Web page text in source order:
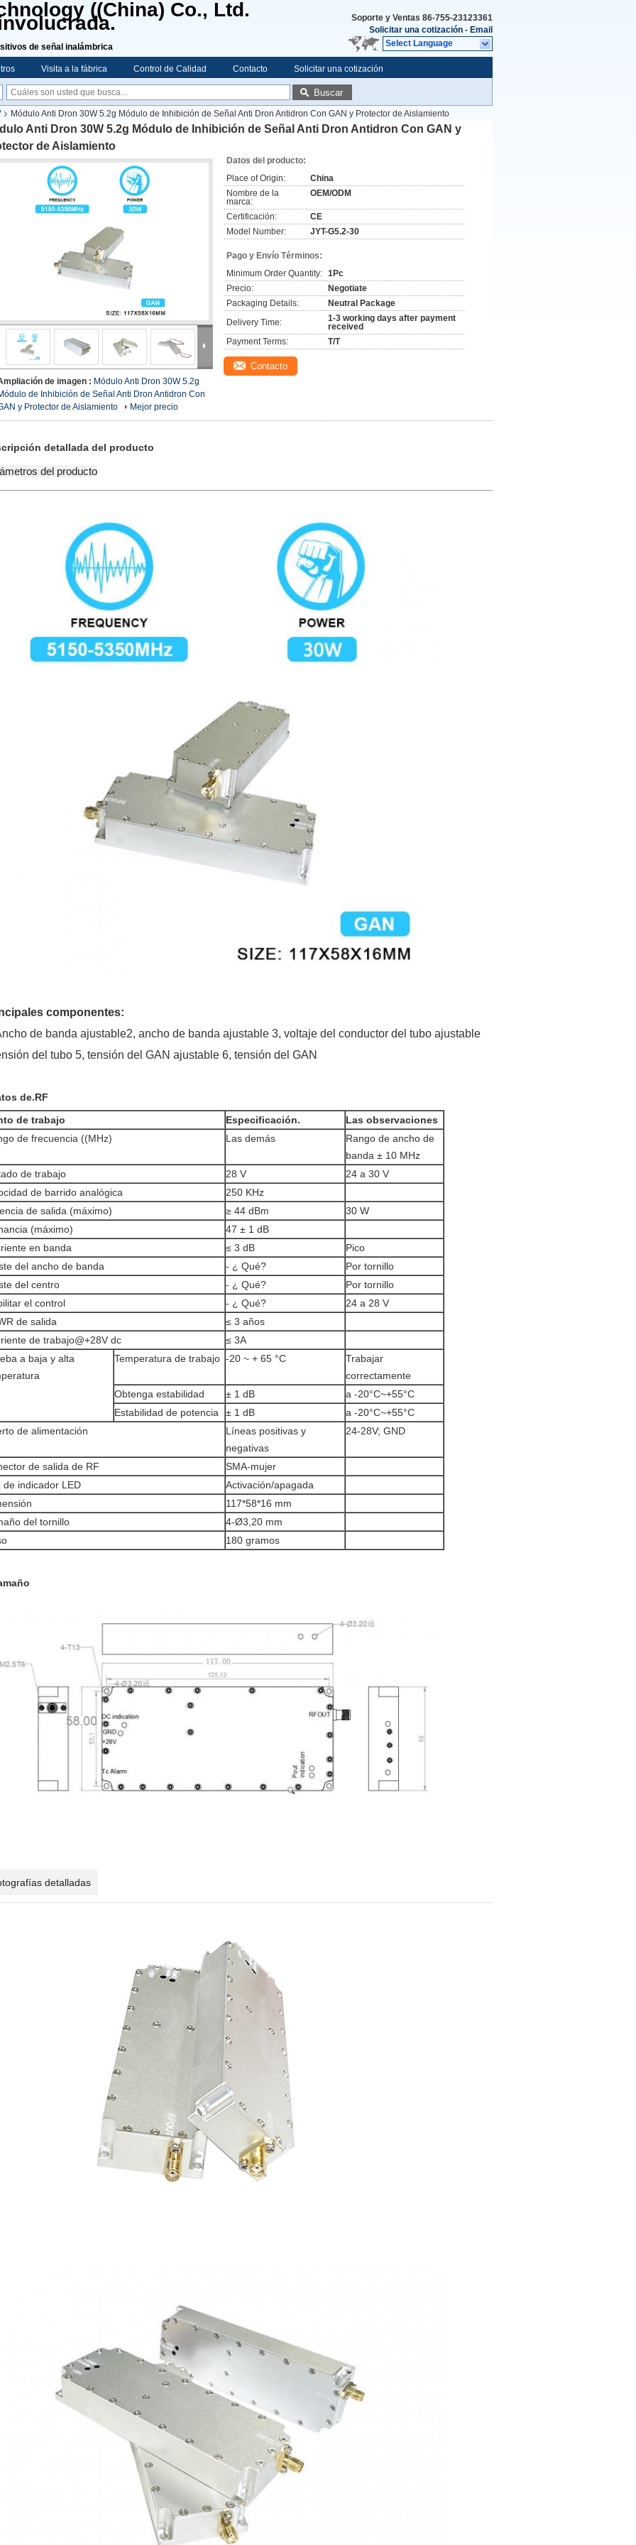
((China) Co., Ltd.
de señal inalámbrica
Soporte y Ventas 86-755-23123361
Solicitar una cotización - Email
Select Language
Visita a la fábrica Control de Calidad Contacto Solicitar una cotización
Buscar
Módulo Anti Dron 30W 5.2g Módulo de Inhibición de Señal Anti Dron Antidron Con GAN y Protector de Aislamiento
Anti Dron 30W 5.2g Módulo de Inhibición de Señal Anti Dron Antidron Con GAN y
de Aislamiento
de imagen : Módulo Anti Dron 30W 5.2g
de Inhibición de Señal Anti Dron Antidron Con
y Protector de Aislamiento
Mejor precio
Datos del producto:
Place of Origin:
China
Nombre de la
marca:
OEM/ODM
Certificación:
CE
Model Number:
JYT-G5.2-30
Pago y Envío Términos:
Minimum Order Quantity: 1Pc
Precio:
Negotiate
Packaging Details:
Neutral Package
Delivery Time:
1-3 working days after payment
received
Payment Terms:
T/T
Contacto
detallada del producto
del producto
componentes:
de banda ajustable2, ancho de banda ajustable 3, voltaje del conductor del tubo ajustable
del tubo 5, tensión del GAN ajustable 6, tensión del GAN
de.RF
de trabajo
Especificación.
Las observaciones
de frecuencia ((MHz)
Las demás
Rango de ancho de
banda ± 10 MHz
de trabajo
28 V
24 a 30 V
de barrido analógica
250 KHz
de salida (máximo)
≥ 44 dBm
30 W
(máximo)
47 ± 1 dB
en banda
≤ 3 dB
Pico
del ancho de banda
- ¿ Qué?
Por tornillo
del centro
- ¿ Qué?
Por tornillo
el control
- ¿ Qué?
24 a 28 V
de salida
≤ 3 años
de trabajo@+28V dc
≤ 3A
a baja y alta
Temperatura de trabajo -20 ~ + 65 °C
Trabajar
correctamente
Obtenga estabilidad
± 1 dB
a -20°C~+55°C
Estabilidad de potencia
± 1 dB
a -20°C~+55°C
de alimentación
Líneas positivas y
negativas
24-28V; GND
de salida de RF
SMA-mujer
de indicador LED
Activación/apagada
117*58*16 mm
del tornillo
4-Ø3,20 mm
180 gramos
detalladas